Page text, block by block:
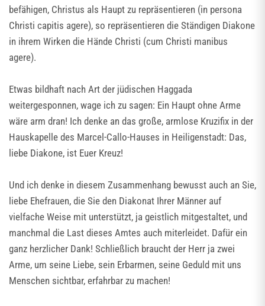
befähigen, Christus als Haupt zu repräsentieren (in persona
Christi capitis agere), so repräsentieren die Ständigen Diakone
in ihrem Wirken die Hände Christi (cum Christi manibus
agere).
Etwas bildhaft nach Art der jüdischen Haggada
weitergesponnen, wage ich zu sagen: Ein Haupt ohne Arme
wäre arm dran! Ich denke an das große, armlose Kruzifix in der
Hauskapelle des Marcel-Callo-Hauses in Heiligenstadt: Das,
liebe Diakone, ist Euer Kreuz!
Und ich denke in diesem Zusammenhang bewusst auch an Sie,
liebe Ehefrauen, die Sie den Diakonat Ihrer Männer auf
vielfache Weise mit unterstützt, ja geistlich mitgestaltet, und
manchmal die Last dieses Amtes auch miterleidet. Dafür ein
ganz herzlicher Dank! Schließlich braucht der Herr ja zwei
Arme, um seine Liebe, sein Erbarmen, seine Geduld mit uns
Menschen sichtbar, erfahrbar zu machen!